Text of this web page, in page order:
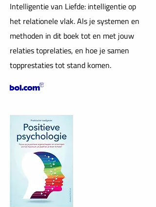
Intelligentie van Liefde: intelligentie op
het relationele vlak. Als je systemen en
methoden in dit boek tot en met jouw
relaties toprelaties, en hoe je samen
topprestaties tot stand komen.